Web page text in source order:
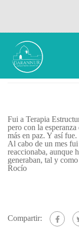
Inicio
Fui a Terapia
pero con la
más en paz. Y así fue.
Al cabo de un mes
reaccionaba, aunque
generaban, tal y
Rocío
Compartir: